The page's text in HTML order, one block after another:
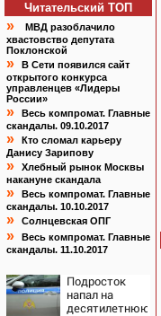
Читательский TOП
»
МВД разоблачило
хвастовство депутата
Поклонской
»
В Сети появился сайт
открытого конкурса
управленцев «Лидеры
России»
»
Весь компромат. Главные
скандалы. 09.10.2017
»
Кто сломал карьеру
Данису Зарипову
»
Хлебный рынок Москвы
накануне скандала
»
Весь компромат. Главные
скандалы. 10.10.2017
» Солнцевская ОПГ
»
Весь компромат. Главные
скандалы. 11.10.2017
Подросток
напал на
десятилетнюю